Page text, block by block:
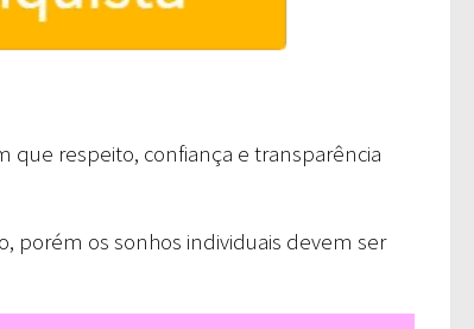
que respeito, confiança e transparência
porém os sonhos individuais devem ser